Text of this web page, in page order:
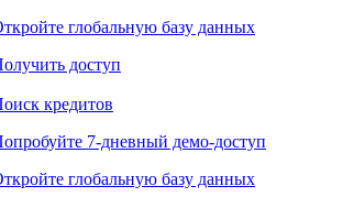
глобальную базу данных
доступ
кредитов
7-дневный демо-доступ
глобальную базу данных